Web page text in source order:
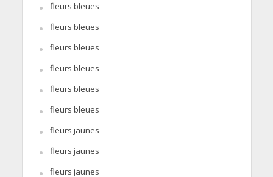
fleurs bleues
fleurs bleues
fleurs bleues
fleurs bleues
fleurs bleues
fleurs bleues
fleurs jaunes
fleurs jaunes
fleurs jaunes